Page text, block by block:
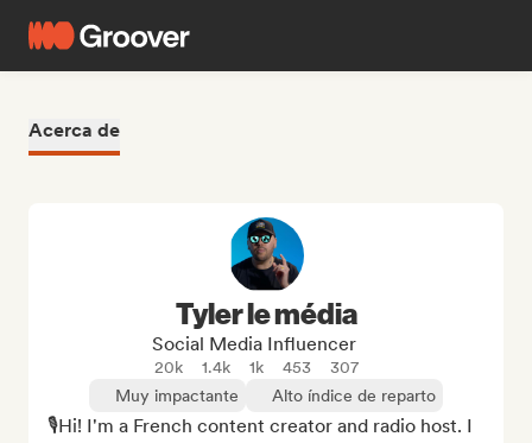
Acerca de
Tyler le média
Social Media Influencer
20k 1.4k 1k 453
307
Muy impactante
Alto índice de reparto
🎙Hi! I'm a French content creator and radio host. I